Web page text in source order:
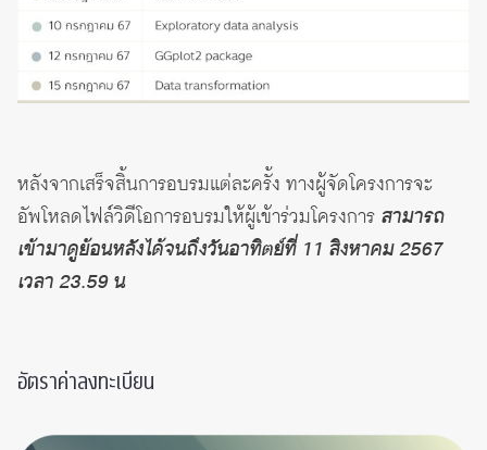
หลังจากเสร็จสิ้นการอบรมแต่ละครั้ง ทางผู้จัดโครงการจะ
อัพโหลดไฟล์วิดีโอการอบรมให้ผู้เข้าร่วมโครงการ สามารถ
เข้ามาดูย้อนหลังได้จนถึงวันอาทิตย์ที่ 11 สิงหาคม 2567
เวลา 23.59 น
อัตราค่าลงทะเบียน